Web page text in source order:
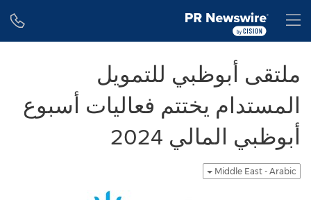
ملتقى أبوظبي للتمويل
المستدام يختتم فعاليات أسبوع
أبوظبي المالي 2024
Middle East - Arabic